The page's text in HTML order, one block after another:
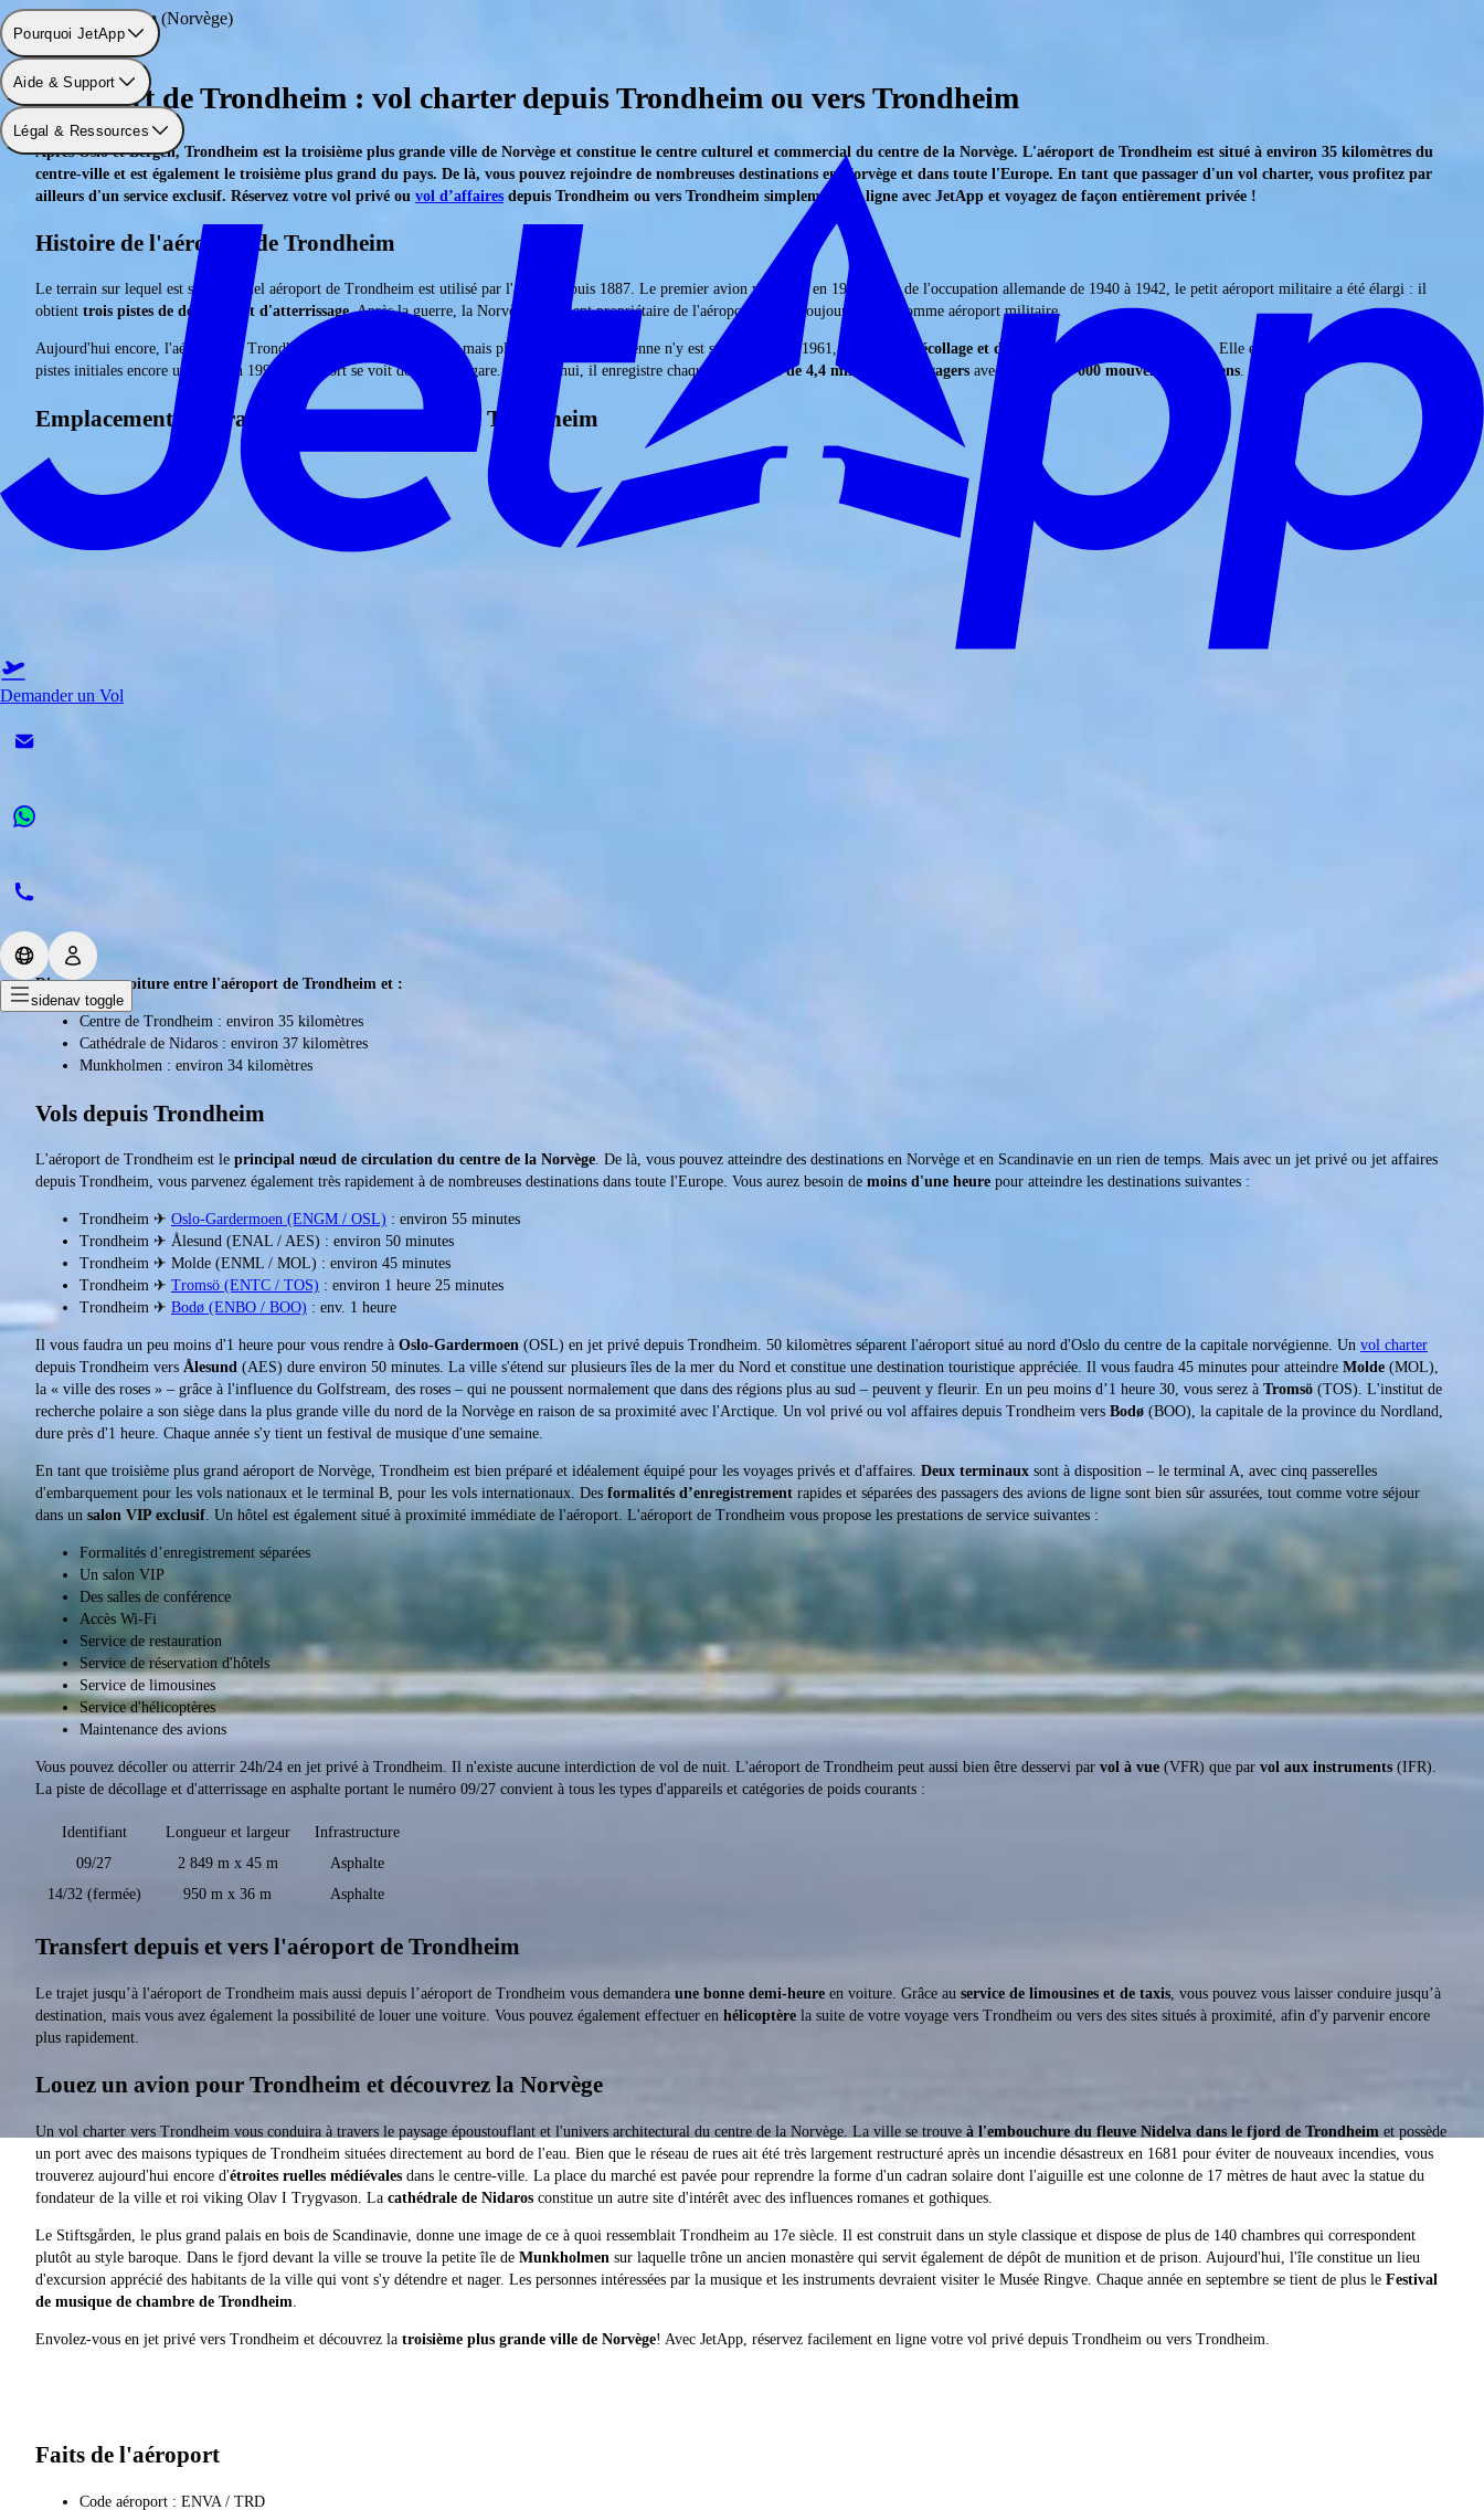
Pourquoi JetApp
Aide & Support
Légal & Ressources
Demander un Vol
sidenav toggle
Aéroport: Trondheim (Norvège)
Aéroport de Trondheim : vol charter depuis Trondheim ou vers Trondheim
Après Oslo et Bergen, Trondheim est la troisième plus grande ville de Norvège et constitue le centre culturel et commercial du centre de la Norvège. L'aéroport de Trondheim est situé à environ 35 kilomètres du
centre-ville et est également le troisième plus grand du pays. De là, vous pouvez rejoindre de nombreuses destinations en Norvège et dans toute l'Europe. En tant que passager d'un vol charter, vous profitez par
ailleurs d'un service exclusif. Réservez votre vol privé ou vol d’affaires depuis Trondheim ou vers Trondheim simplement en ligne avec JetApp et voyagez de façon entièrement privée !
Histoire de l'aéroport de Trondheim
Le terrain sur lequel est situé l'actuel aéroport de Trondheim est utilisé par l'armée depuis 1887. Le premier avion y décolle en 1914. Lors de l'occupation allemande de 1940 à 1942, le petit aéroport militaire a été élargi : il
obtient trois pistes de décollage et d'atterrissage. Après la guerre, la Norvège redevient propriétaire de l'aéroport qui est toujours utilisé comme aéroport militaire.
Aujourd'hui encore, l'aéroport de Trondheim est utilisé par l'armée, mais plus aucune unité aérienne n'y est stationnée. En 1961, la piste de décollage et d'atterrissage 09/27
est prolongée. Elle est aujourd'hui la seule des trois
pistes initiales encore utilisée. En 1994, l'aéroport se voit doter d'une gare. Aujourd'hui, il enregistre chaque année
plus de 4,4 millions de passagers avec plus de 60 000 mouvements aériens.
Emplacement géographique de l’aéroport de Trondheim
Distances en voiture entre l'aéroport de Trondheim et :
Centre de Trondheim : environ 35 kilomètres
Cathédrale de Nidaros : environ 37 kilomètres
Munkholmen : environ 34 kilomètres
Vols depuis Trondheim
L'aéroport de Trondheim est le principal nœud de circulation du centre de la Norvège. De là, vous pouvez atteindre des destinations en Norvège et en Scandinavie en un rien de temps. Mais avec un jet privé ou jet affaires
depuis Trondheim, vous parvenez également très rapidement à de nombreuses destinations dans toute l'Europe. Vous aurez besoin de moins d'une heure pour atteindre les destinations suivantes :
Trondheim ✈ Oslo-Gardermoen (ENGM / OSL) : environ 55 minutes
Trondheim ✈ Ålesund (ENAL / AES) : environ 50 minutes
Trondheim ✈ Molde (ENML / MOL) : environ 45 minutes
Trondheim ✈ Tromsö (ENTC / TOS) : environ 1 heure 25 minutes
Trondheim ✈ Bodø (ENBO / BOO) : env. 1 heure
Il vous faudra un peu moins d'1 heure pour vous rendre à Oslo-Gardermoen (OSL) en jet privé depuis Trondheim. 50 kilomètres séparent l'aéroport situé au nord d'Oslo du centre de la capitale norvégienne. Un vol charter
depuis Trondheim vers Ålesund (AES) dure environ 50 minutes. La ville s'étend sur plusieurs îles de la mer du Nord et constitue une destination touristique appréciée. Il vous faudra 45 minutes pour atteindre Molde (MOL),
la « ville des roses » – grâce à l'influence du Golfstream, des roses – qui ne poussent normalement que dans des régions plus au sud – peuvent y fleurir. En un peu moins d’1 heure 30, vous serez à Tromsö (TOS). L'institut de
recherche polaire a son siège dans la plus grande ville du nord de la Norvège en raison de sa proximité avec l'Arctique. Un vol privé ou vol affaires depuis Trondheim vers Bodø (BOO), la capitale de la province du Nordland,
dure près d'1 heure. Chaque année s'y tient un festival de musique d'une semaine.
En tant que troisième plus grand aéroport de Norvège, Trondheim est bien préparé et idéalement équipé pour les voyages privés et d'affaires. Deux terminaux sont à disposition – le terminal A, avec cinq passerelles
d'embarquement pour les vols nationaux et le terminal B, pour les vols internationaux. Des formalités d’enregistrement rapides et séparées des passagers des avions de ligne sont bien sûr assurées, tout comme votre séjour
dans un salon VIP exclusif. Un hôtel est également situé à proximité immédiate de l'aéroport. L'aéroport de Trondheim vous propose les prestations de service suivantes :
Formalités d’enregistrement séparées
Un salon VIP
Des salles de conférence
Accès Wi-Fi
Service de restauration
Service de réservation d'hôtels
Service de limousines
Service d'hélicoptères
Maintenance des avions
Vous pouvez décoller ou atterrir 24h/24 en jet privé à Trondheim. Il n'existe aucune interdiction de vol de nuit. L'aéroport de Trondheim peut aussi bien être desservi par vol à vue (VFR) que par vol aux instruments (IFR).
La piste de décollage et d'atterrissage en asphalte portant le numéro 09/27 convient à tous les types d'appareils et catégories de poids courants :
Identifiant Longueur et largeur
Infrastructure
09/27
2 849 m x 45 m
Asphalte
14/32 (fermée)
950 m x 36 m Asphalte
Transfert depuis et vers l'aéroport de Trondheim
Le trajet jusqu’à l'aéroport de Trondheim mais aussi depuis l’aéroport de Trondheim vous demandera une bonne demi-heure en voiture. Grâce au service de limousines et de taxis , vous pouvez vous laisser conduire jusqu’à
destination, mais vous avez également la possibilité de louer une voiture. Vous pouvez également effectuer en hélicoptère la suite de votre voyage vers Trondheim ou vers des sites situés à proximité, afin d'y parvenir encore
plus rapidement.
Louez un avion pour Trondheim et découvrez la Norvège
Un vol charter vers Trondheim vous conduira à travers le paysage époustouflant et l'univers architectural du centre de la Norvège. La ville se trouve à l'embouchure du fleuve Nidelva dans le fjord de Trondheim et possède
un port avec des maisons typiques de Trondheim situées directement au bord de l'eau. Bien que le réseau de rues ait été très largement restructuré après un incendie désastreux en 1681 pour éviter de nouveaux incendies, vous
trouverez aujourd'hui encore d'étroites ruelles médiévales dans le centre-ville. La place du marché est pavée pour reprendre la forme d'un cadran solaire dont l'aiguille est une colonne de 17 mètres de haut avec la statue du
fondateur de la ville et roi viking Olav I Trygvason. La cathédrale de Nidaros constitue un autre site d'intérêt avec des influences romanes et gothiques.
Le Stiftsgården, le plus grand palais en bois de Scandinavie, donne une image de ce à quoi ressemblait Trondheim au 17e siècle. Il est construit dans un style classique et dispose de plus de 140 chambres qui correspondent
plutôt au style baroque. Dans le fjord devant la ville se trouve la petite île de Munkholmen sur laquelle trône un ancien monastère qui servit également de dépôt de munition et de prison. Aujourd'hui, l'île constitue un lieu
d'excursion apprécié des habitants de la ville qui vont s'y détendre et nager. Les personnes intéressées par la musique et les instruments devraient visiter le Musée Ringve. Chaque année en septembre se tient de plus le Festival
de musique de chambre de Trondheim
Envolez-vous en jet privé vers Trondheim et découvrez la troisième plus grande ville de Norvège! Avec JetApp, réservez facilement en ligne votre vol privé depuis Trondheim ou vers Trondheim.
Faits de l'aéroport
Code aéroport : ENVA / TRD